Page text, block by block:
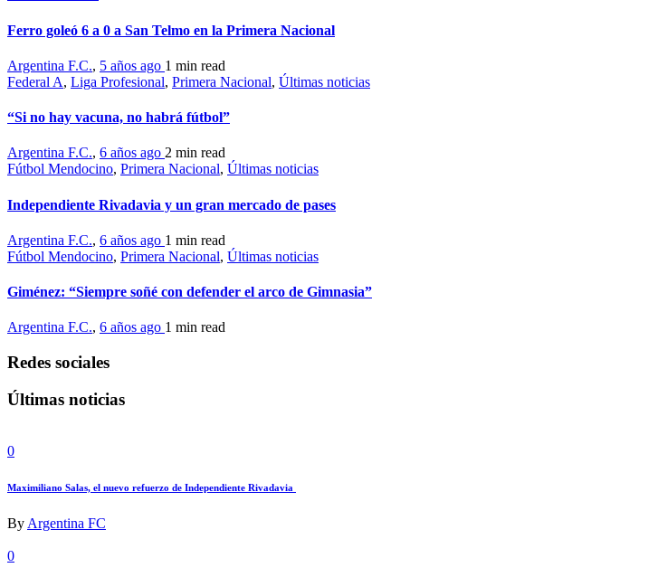
Ferro goleó 6 a 0 a San Telmo en la Primera Nacional
Argentina F.C., 5 años ago 1 min read
Federal A, Liga Profesional, Primera Nacional, Últimas noticias
“Si no hay vacuna, no habrá fútbol”
Argentina F.C., 6 años ago 2 min read
Fútbol Mendocino, Primera Nacional, Últimas noticias
Independiente Rivadavia y un gran mercado de pases
Argentina F.C., 6 años ago 1 min read
Fútbol Mendocino, Primera Nacional, Últimas noticias
Giménez: “Siempre soñé con defender el arco de Gimnasia”
Argentina F.C., 6 años ago 1 min read
Redes sociales
Últimas noticias
0
Maximiliano Salas, el nuevo refuerzo de Independiente Rivadavia
By Argentina FC
0